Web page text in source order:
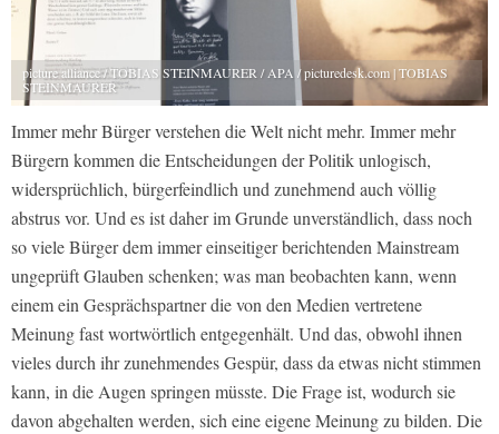
picture alliance / TOBIAS STEINMAURER / APA / picturedesk.com | TOBIAS
STEINMAURER
Immer mehr Bürger verstehen die Welt nicht mehr. Immer mehr
Bürgern kommen die Entscheidungen der Politik unlogisch,
widersprüchlich, bürgerfeindlich und zunehmend auch völlig
abstrus vor. Und es ist daher im Grunde unverständlich, dass noch
so viele Bürger dem immer einseitiger berichtenden Mainstream
ungeprüft Glauben schenken; was man beobachten kann, wenn
einem ein Gesprächspartner die von den Medien vertretene
Meinung fast wortwörtlich entgegenhält. Und das, obwohl ihnen
vieles durch ihr zunehmendes Gespür, dass da etwas nicht stimmen
kann, in die Augen springen müsste. Die Frage ist, wodurch sie
davon abgehalten werden, sich eine eigene Meinung zu bilden. Die